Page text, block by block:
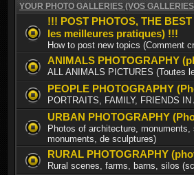
YOUR PHOTO GALLERIES (VOS
!!! POST PHOTOS, THE
les meilleures pratiques) !!!
How to post new topics (Comment
ANIMALS PHOTOGRAPHY
ALL ANIMALS PICTURES (Toutes
PEOPLE PHOTOGRAPHY
PORTRAITS, FAMILY, FRIENDS
URBAN PHOTOGRAPHY
Photos of architecture,
monuments, de sculptures)
RURAL PHOTOGRAPHY
Rural scenes, farms, barns, silos